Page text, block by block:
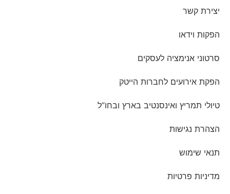
יצירת קשר
הפקות וידאו
סרטוני אנימציה לעסקים
הפקת אירועים לחברות הייטק
טיולי תמריץ ואינסנטיב בארץ ובחו”ל
הצהרת נגישות
תנאי שימוש
מדיניות פרטיות